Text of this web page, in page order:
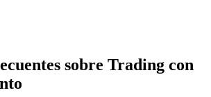
sobre Trading con